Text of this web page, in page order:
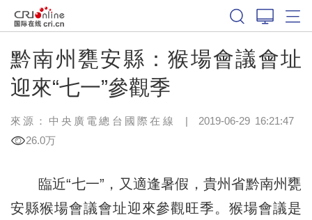
黔南州甕安縣：猴場會議會址
迎來“七一”參觀季
來源： 中央廣電總台國際在線 | 2019-06-29 16:21:47
26.0万
臨近“七一”，又適逢暑假，貴州省黔南州甕
安縣猴場會議會址迎來參觀旺季。猴場會議是